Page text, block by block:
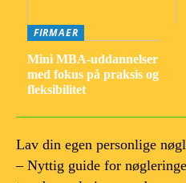
FIRMAER
Mini MBA-uddannelser
med fokus på praksis og
fleksibilitet
Lav din egen personlige
– Nyttig guide for